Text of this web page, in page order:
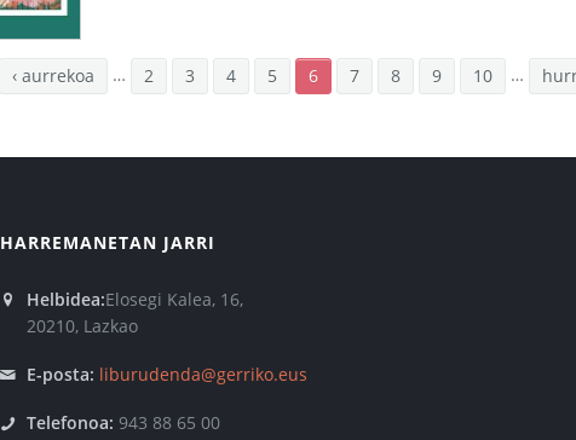
‹ aurrekoa … 2 3 4 5 6 7 8 9 10 …
HARREMANETAN JARRI
Helbidea:Elosegi Kalea, 16,
20210, Lazkao
E-posta: liburudenda@gerriko.eus
Telefonoa: 943 88 65 00